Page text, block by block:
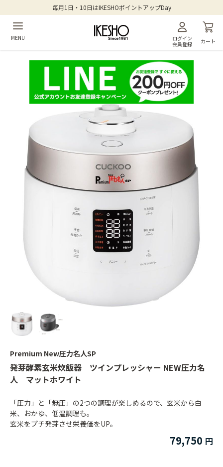
毎月1日・10日はIKESHOポイントアップDay
MENU
ログイン
会員登録
カート
発芽酵素玄米炊飯器 ツインプレッシャー NEW圧力名
人 マットホワイト
Premium New圧力名人SP
79,750
「圧力」と「無圧」の2つの調理が楽しめるので、玄米から白
米、おかゆ、低温調理も。
玄米をプチ発芽させ栄養価をUP。